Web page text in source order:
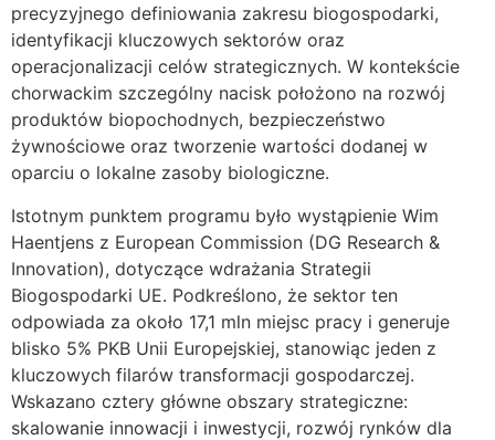
precyzyjnego definiowania zakresu biogospodarki,
identyfikacji kluczowych sektorów oraz
operacjonalizacji celów strategicznych. W kontekście
chorwackim szczególny nacisk położono na rozwój
produktów biopochodnych, bezpieczeństwo
żywnościowe oraz tworzenie wartości dodanej w
oparciu o lokalne zasoby biologiczne.
Istotnym punktem programu było wystąpienie Wim
Haentjens z European Commission (DG Research &
Innovation), dotyczące wdrażania Strategii
Biogospodarki UE. Podkreślono, że sektor ten
odpowiada za około 17,1 mln miejsc pracy i generuje
blisko 5% PKB Unii Europejskiej, stanowiąc jeden z
kluczowych filarów transformacji gospodarczej.
Wskazano cztery główne obszary strategiczne:
skalowanie innowacji i inwestycji, rozwój rynków dla